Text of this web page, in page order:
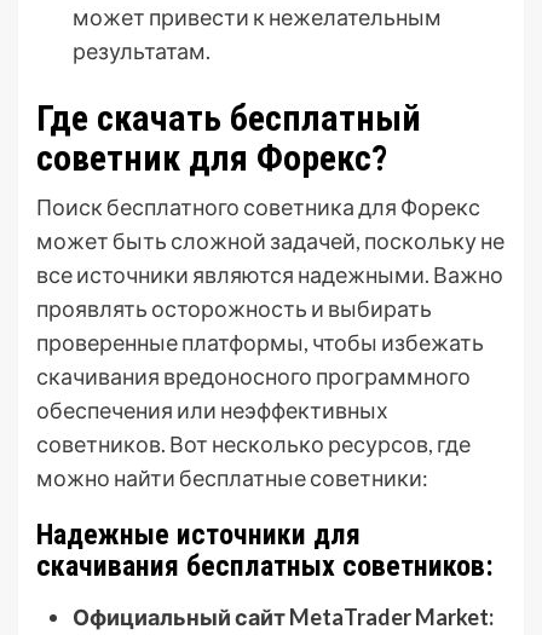
может привести к нежелательным
результатам.
Где скачать бесплатный
советник для Форекс?
Поиск бесплатного советника для Форекс
может быть сложной задачей, поскольку не
все источники являются надежными. Важно
проявлять осторожность и выбирать
проверенные платформы, чтобы избежать
скачивания вредоносного программного
обеспечения или неэффективных
советников. Вот несколько ресурсов, где
можно найти бесплатные советники:
Надежные источники для
скачивания бесплатных советников:
Официальный сайт MetaTrader Market: